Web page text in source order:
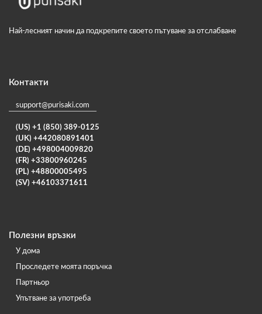
Най-лесният начин да подкрепите своето пътуване за отслабване
Контакти
support@purisaki.com
(US) +1 (850) 389-0125
(UK) +442080891401
(DE) +498004009820
(FR) +33800960245
(PL) +48800005495
(SV) +46103371611
Полезни връзки
У дома
Проследете моята поръчка
Партньор
Упътване за употреба